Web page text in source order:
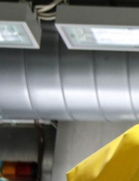
für
Virologie